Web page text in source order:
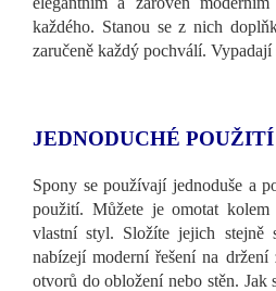
každého. Stanou se z nich
zaručeně každý pochválí. Vypadají
JEDNODUCHÉ POUŽITÍ
Spony se používají jednoduše a
použití. Můžete je omotat
vlastní styl. Složíte jejich stejně
nabízejí moderní řešení na
otvorů do obložení nebo stěn. Jak